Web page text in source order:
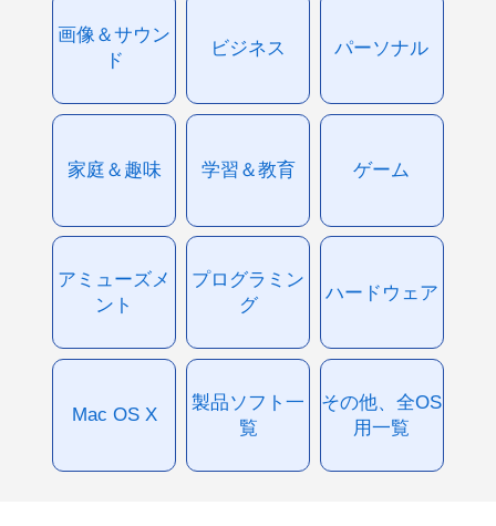
画像＆サウン
ド
ビジネス パーソナル
家庭＆趣味 学習＆教育 ゲーム
アミューズメ
ント
プログラミン
グ
ハードウェア
Mac OS X
製品ソフト一
覧
その他、全OS
用一覧